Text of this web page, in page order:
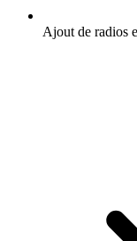
Ajout de radios